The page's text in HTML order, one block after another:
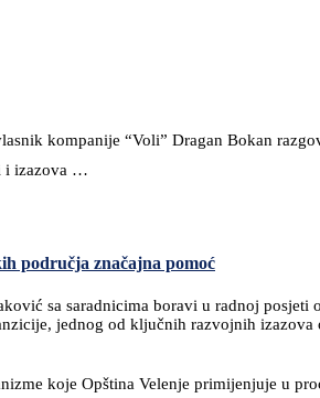
kompanije “Voli” Dragan Bokan
i izazova …
područja značajna pomoć
sa saradnicima boravi u radnoj
jednog od ključnih razvojnih izazova
koje Opština Velenje primijenjuje u